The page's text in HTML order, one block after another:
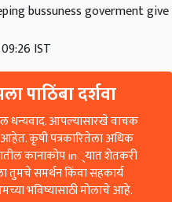
bussuness goverment give
IST
पाठिंबा दर्शवा
धन्यवाद. आपल्यासारखे वाचक
आहेत. कृषी पत्रकारितेला अधिक
कानाकोप in्यात शेतकरी
तुमचे समर्थन किंवा सहकार्य
भविष्यासाठी मोलाचे आहे.